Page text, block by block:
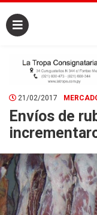
21/02/2017
Envíos de